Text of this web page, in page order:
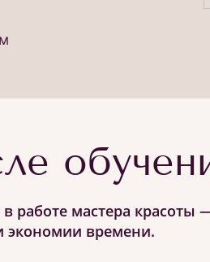
работе мастера красоты
экономии времени.